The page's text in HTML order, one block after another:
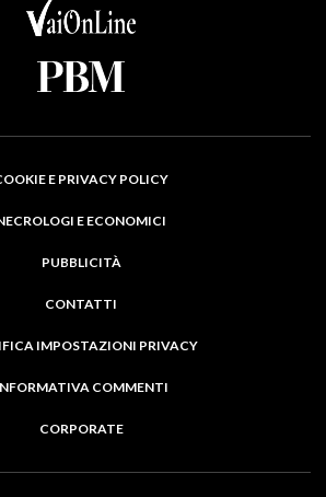
E PRIVACY POLICY
E ECONOMICI
PUBBLICITÀ
CONTATTI
IMPOSTAZIONI PRIVACY
COMMENTI
CORPORATE